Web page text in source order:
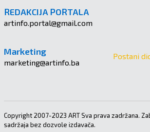
REDAKCIJA PORTALA
artinfo.portal@gmail.com
Marketing
marketing@artinfo.ba
Postani
Copyright 2007-2023 ART Sva prava zadržana.
sadržaja bez dozvole izdavača.